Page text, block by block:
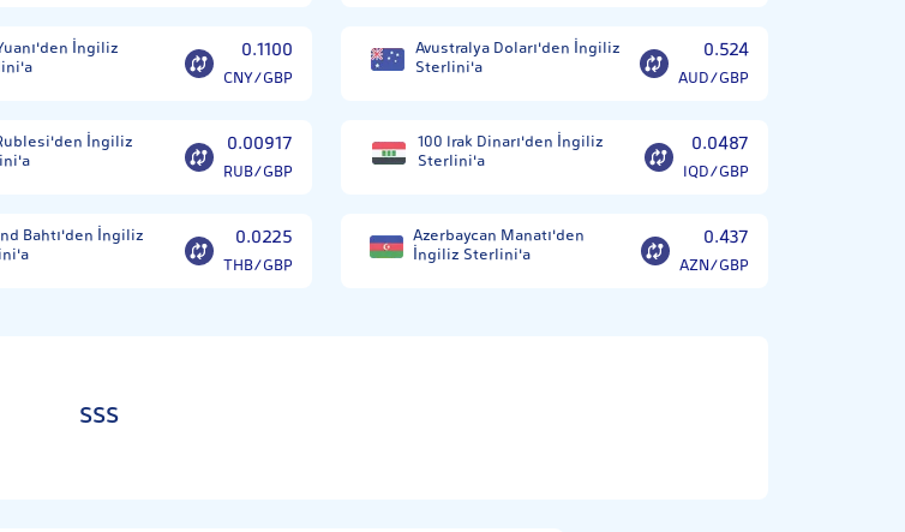
İngiliz 0.1100
CNY/GBP
Avustralya Doları'den İngiliz
Sterlini'a
0.524
AUD/GBP
İngiliz 0.00917
RUB/GBP
100 Irak Dinarı'den İngiliz
Sterlini'a
0.0487
IQD/GBP
Bahtı'den İngiliz 0.0225
THB/GBP
Azerbaycan Manatı'den
İngiliz Sterlini'a
0.437
AZN/GBP
SSS